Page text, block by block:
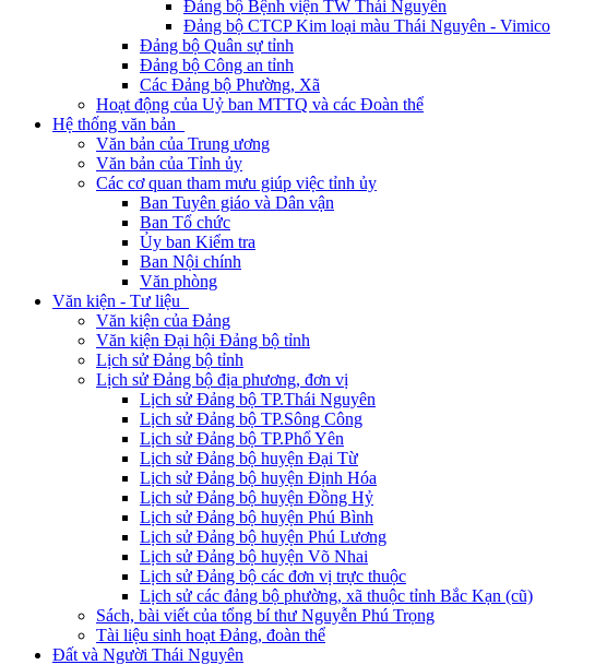
Đảng bộ Bệnh viện TW Thái Nguyên
Đảng bộ CTCP Kim loại màu Thái Nguyên - Vimico
Đảng bộ Quân sự tỉnh
Đảng bộ Công an tỉnh
Các Đảng bộ Phường, Xã
Hoạt động của Uỷ ban MTTQ và các Đoàn thể
Hệ thống văn bản
Văn bản của Trung ương
Văn bản của Tỉnh ủy
Các cơ quan tham mưu giúp việc tỉnh ủy
Ban Tuyên giáo và Dân vận
Ban Tổ chức
Ủy ban Kiểm tra
Ban Nội chính
Văn phòng
Văn kiện - Tư liệu
Văn kiện của Đảng
Văn kiện Đại hội Đảng bộ tỉnh
Lịch sử Đảng bộ tỉnh
Lịch sử Đảng bộ địa phương, đơn vị
Lịch sử Đảng bộ TP.Thái Nguyên
Lịch sử Đảng bộ TP.Sông Công
Lịch sử Đảng bộ TP.Phổ Yên
Lịch sử Đảng bộ huyện Đại Từ
Lịch sử Đảng bộ huyện Định Hóa
Lịch sử Đảng bộ huyện Đồng Hỷ
Lịch sử Đảng bộ huyện Phú Bình
Lịch sử Đảng bộ huyện Phú Lương
Lịch sử Đảng bộ huyện Võ Nhai
Lịch sử Đảng bộ các đơn vị trực thuộc
Lịch sử các đảng bộ phường, xã thuộc tỉnh Bắc Kạn (cũ)
Sách, bài viết của tổng bí thư Nguyễn Phú Trọng
Tài liệu sinh hoạt Đảng, đoàn thể
Đất và Người Thái Nguyên